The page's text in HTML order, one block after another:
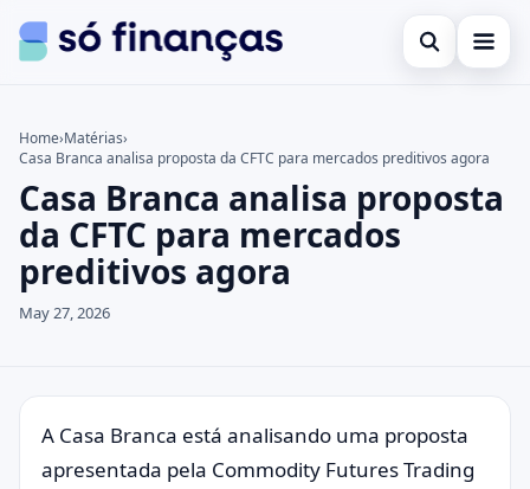
Open search
Empréstimos
Investimentos
Search the site
Search for:
Press Enter to search or ESC to close.
Home›Matérias›
Casa Branca analisa proposta da CFTC para mercados preditivos agora
Casa Branca analisa proposta
da CFTC para mercados
preditivos agora
May 27, 2026
A Casa Branca está analisando uma proposta
apresentada pela Commodity Futures Trading